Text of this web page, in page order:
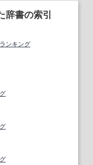
辞書の索引
ランキング